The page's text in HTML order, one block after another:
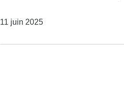
11 juin 2025